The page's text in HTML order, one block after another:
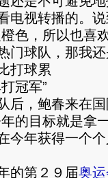
电视转播的。
色，所以也喜
门球队，那我
球累
冠军”
，鲍春来在国
的目标就是拿
今年获得一个
第２９届奥